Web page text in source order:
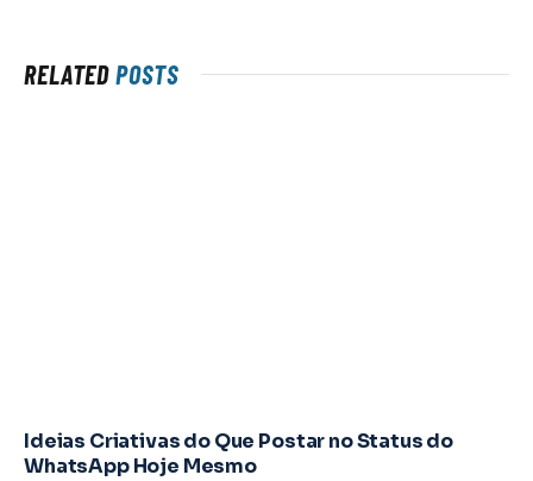
RELATEDPOSTS
Ideias Criativas do Que Postar no Status do
WhatsApp Hoje Mesmo